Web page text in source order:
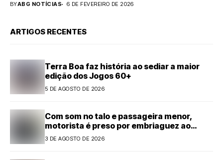
BYABG NOTÍCIAS 6 DE FEVEREIRO DE 2026
ARTIGOS RECENTES
Terra Boa faz história ao sediar a maior
edição dos Jogos 60+
5 DE AGOSTO DE 2026
Com som no talo e passageira menor,
motorista é preso por embriaguez ao
volante em Cianorte
3 DE AGOSTO DE 2026